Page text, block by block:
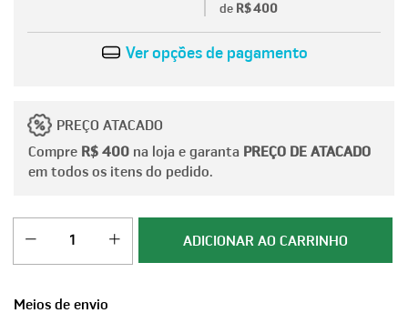
de R$ 400
Ver opções de pagamento
PREÇO ATACADO
Compre R$ 400 na loja e garanta PREÇO DE ATACADO
em todos os itens do pedido.
Meios de envio